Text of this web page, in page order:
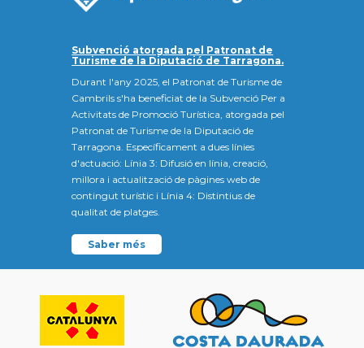
Subvenció atorgada pel Patronat de
Turisme de la Diputació de Tarragona.
Durant l'any 2025, el Patronat de Turisme de
Cambrils s'ha beneficiat de la Subvenció Per a
Activitats de Promoció Turística, atorgada pel
Patronat de Turisme de la Diputació de
Tarragona. Específicament a dues línies
d'actuació: Línia 3: Difusió en línia, creació,
millora i actualització de pàgines web de
contingut turístic i Línia 4: Distintius de
qualitat de platges.
Saber més